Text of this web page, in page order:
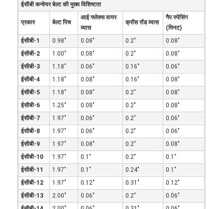
ईसीबी कन्वेयर बेल्ट की मुख्य विशिष्टता
प्रकार बेल्ट पिच
आई फ्लेक्स वायर
व्यास
क्रॉस रॉड व्यास
गैप स्पेसिंग
(मिनट)
ईसीबी-1
0.98" 0.08" 0.2"
0.08"
ईसीबी-2
1.00" 0.08" 0.2"
0.08"
ईसीबी-3
1.18" 0.06" 0.16"
0.06"
ईसीबी-4
1.18" 0.08" 0.16"
0.08"
ईसीबी-5
1.18" 0.08" 0.2"
0.08"
ईसीबी-6
1.25" 0.08" 0.2"
0.08"
ईसीबी-7
1.97" 0.06" 0.2"
0.06"
ईसीबी-8
1.97" 0.06" 0.2"
0.06"
ईसीबी-9
1.97" 0.08" 0.2"
0.08"
ईसीबी-10
1.97" 0.1" 0.2"
0.1"
ईसीबी-11
1.97" 0.1" 0.24"
0.1"
ईसीबी-12
1.97" 0.12" 0.31"
0.12"
ईसीबी-13
2.00" 0.06" 0.2"
0.06"